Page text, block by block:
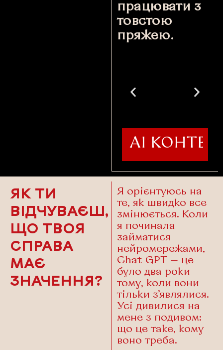
працювати з
товстою
пряжею.
CREATOR | АI КОНТЕНТ
ЯК ТИ
ВІДЧУВАЄШ,
ЩО ТВОЯ
СПРАВА
МАЄ
ЗНАЧЕННЯ?
Я орієнтуюсь на
те, як швидко все
змінюється. Коли
я починала
займатися
нейромережами,
Chat GPT — це
було два роки
тому, коли вони
тільки з’являлися.
Усі дивилися на
мене з подивом:
що це таке, кому
воно треба.